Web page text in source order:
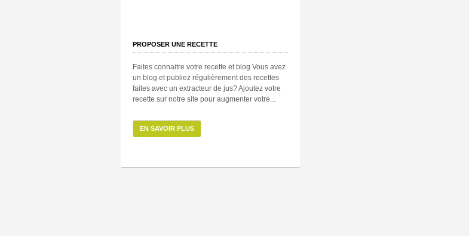
PROPOSER UNE RECETTE
Faites connaitre votre recette et blog Vous avez
un blog et publiez régulièrement des recettes
faites avec un extracteur de jus? Ajoutez votre
recette sur notre site pour augmenter votre...
EN SAVOIR PLUS